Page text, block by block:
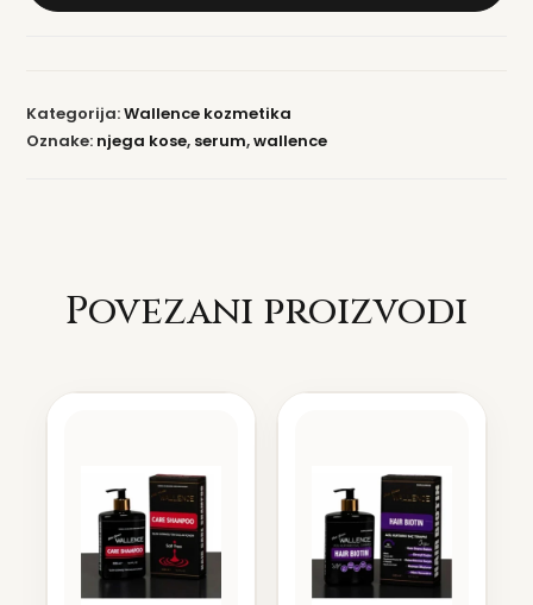
Kategorija:Wallence kozmetika
Oznake: njega kose, serum,wallence
Povezani proizvodi